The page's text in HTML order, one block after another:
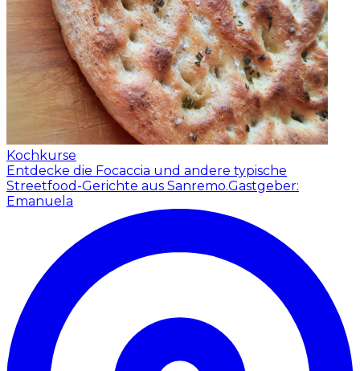
Kochkurse
Entdecke die Focaccia und andere typische
Streetfood-Gerichte aus Sanremo.Gastgeber:
Emanuela